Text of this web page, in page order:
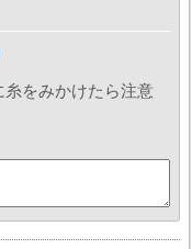
をみかけたら注意